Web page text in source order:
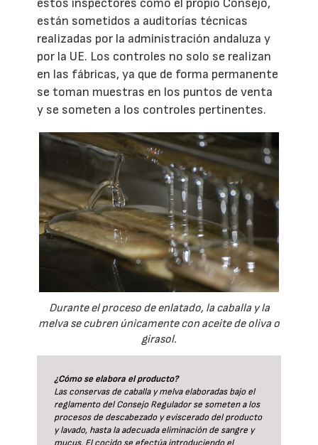
estos inspectores como el propio Consejo,
están sometidos a auditorías técnicas
realizadas por la administración andaluza y
por la UE. Los controles no solo se realizan
en las fábricas, ya que de forma permanente
se toman muestras en los puntos de venta
y se someten a los controles pertinentes.
Durante el proceso de enlatado, la caballa y la
melva se cubren únicamente con aceite de oliva o
girasol.
¿Cómo se elabora el producto?
Las conservas de caballa y melva elaboradas bajo el
reglamento del Consejo Regulador se someten a los
procesos de descabezado y eviscerado del producto
y lavado, hasta la adecuada eliminación de sangre y
mucus. El cocido se efectúa introduciendo el